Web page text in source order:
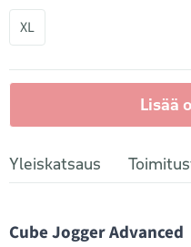
XL
Lisää
Yleiskatsaus
Cube Jogger Advanced